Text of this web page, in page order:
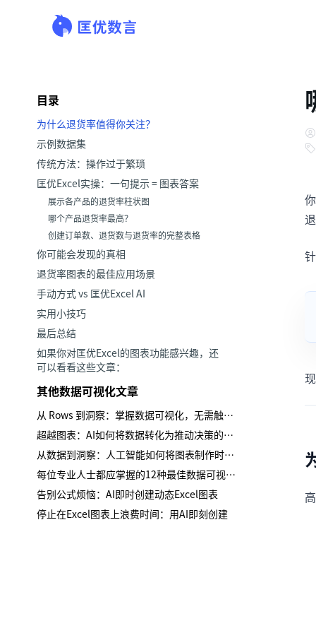
目录
为什么退货率值得你关注？
示例数据集
传统方法：操作过于繁琐
匡优Excel实操：一句提示 = 图表答案
展示各产品的退货率柱状图
哪个产品退货率最高？
创建订单数、退货数与退货率的完整表格
你可能会发现的真相
退货率图表的最佳应用场景
手动方式 vs 匡优Excel AI
实用小技巧
最后总结
如果你对匡优Excel的图表功能感兴趣，还
可以看看这些文章：
其他数据可视化文章
从 Rows 到洞察：掌握数据可视化，无需触碰图表菜单
超越图表：AI如何将数据转化为推动决策的有说服力商业叙事
从数据到洞察：人工智能如何将图表制作时间从3小时缩短到30秒
每位专业人士都应掌握的12种最佳数据可视化类型
告别公式烦恼：AI即时创建动态Excel图表
停止在Excel图表上浪费时间：用AI即刻创建